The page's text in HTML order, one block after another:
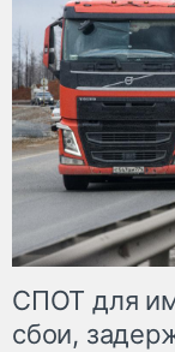
СПОТ для
сбои,